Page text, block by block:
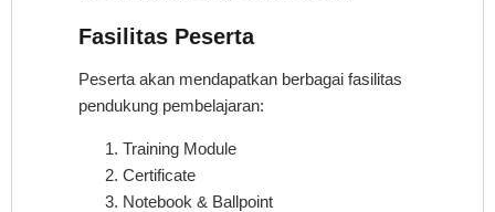
Fasilitas Peserta
Peserta akan mendapatkan berbagai fasilitas
pendukung pembelajaran:
Training Module
Certificate
Notebook & Ballpoint